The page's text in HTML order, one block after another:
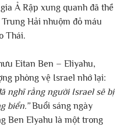
Ả Rập xung quanh đã thề
Hải nhuộm đỏ máu
Thái.
Eitan Ben – Eliyahu,
phòng vệ Israel nhớ lại:
nghĩ rằng người Israel sẽ bị
biển.” Buổi sáng ngày
Ben Elyahu là một trong